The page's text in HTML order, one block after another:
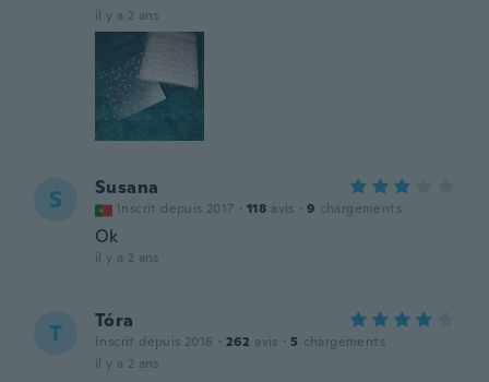
il y a 2 ans
S Susana
Inscrit depuis 2017 · 118 avis · 9 chargements
Ok
il y a 2 ans
T Tóra
Inscrit depuis 2016 · 262 avis · 5 chargements
il y a 2 ans